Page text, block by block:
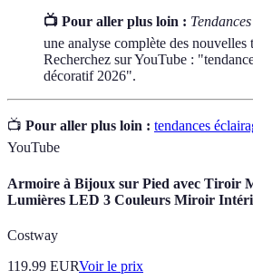
📺 Pour aller plus loin :
une analyse complète des nouvelles
Recherchez sur YouTube :
décoratif 2026".
📺 Pour aller plus loin : tendances
YouTube
Armoire à Bijoux sur Pied avec Tiroir
Lumières LED 3 Couleurs Miroir
Costway
119.99 EURVoir le prix